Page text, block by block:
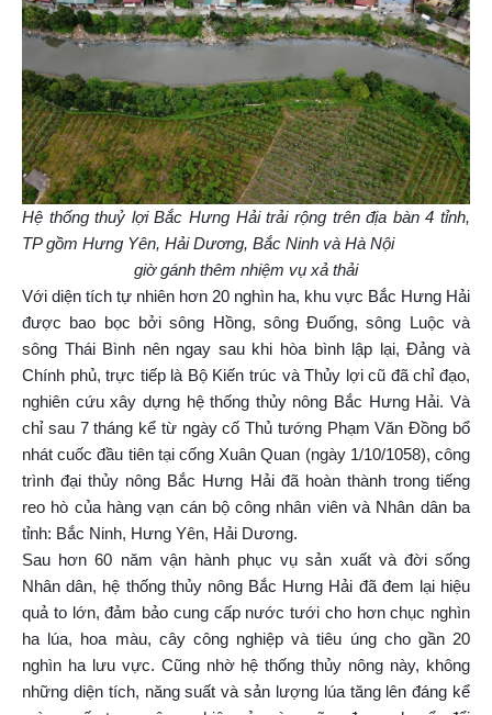
Hệ thống thuỷ lợi Bắc Hưng Hải trải rộng trên địa bàn 4 tỉnh,
TP gồm Hưng Yên, Hải Dương, Bắc Ninh và Hà Nội
giờ gánh thêm nhiệm vụ xả thải
Với diện tích tự nhiên hơn 20 nghìn ha, khu vực Bắc Hưng Hải
được bao bọc bởi sông Hồng, sông Đuống, sông Luộc và
sông Thái Bình nên ngay sau khi hòa bình lập lại, Đảng và
Chính phủ, trực tiếp là Bộ Kiến trúc và Thủy lợi cũ đã chỉ đạo,
nghiên cứu xây dựng hệ thống thủy nông Bắc Hưng Hải. Và
chỉ sau 7 tháng kể từ ngày cố Thủ tướng Phạm Văn Đồng bổ
nhát cuốc đầu tiên tại cống Xuân Quan (ngày 1/10/1058), công
trình đại thủy nông Bắc Hưng Hải đã hoàn thành trong tiếng
reo hò của hàng vạn cán bộ công nhân viên và Nhân dân ba
tỉnh: Bắc Ninh, Hưng Yên, Hải Dương.
Sau hơn 60 năm vận hành phục vụ sản xuất và đời sống
Nhân dân, hệ thống thủy nông Bắc Hưng Hải đã đem lại hiệu
quả to lớn, đảm bảo cung cấp nước tưới cho hơn chục nghìn
ha lúa, hoa màu, cây công nghiệp và tiêu úng cho gần 20
nghìn ha lưu vực. Cũng nhờ hệ thống thủy nông này, không
những diện tích, năng suất và sản lượng lúa tăng lên đáng kể